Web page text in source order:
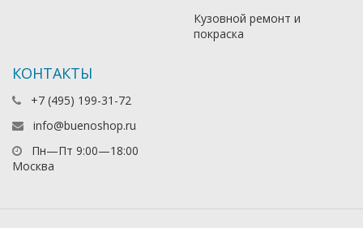
Кузовной ремонт и
покраска
КОНТАКТЫ
+7 (495) 199-31-72
info@buenoshop.ru
Пн—Пт 9:00—18:00
Москва